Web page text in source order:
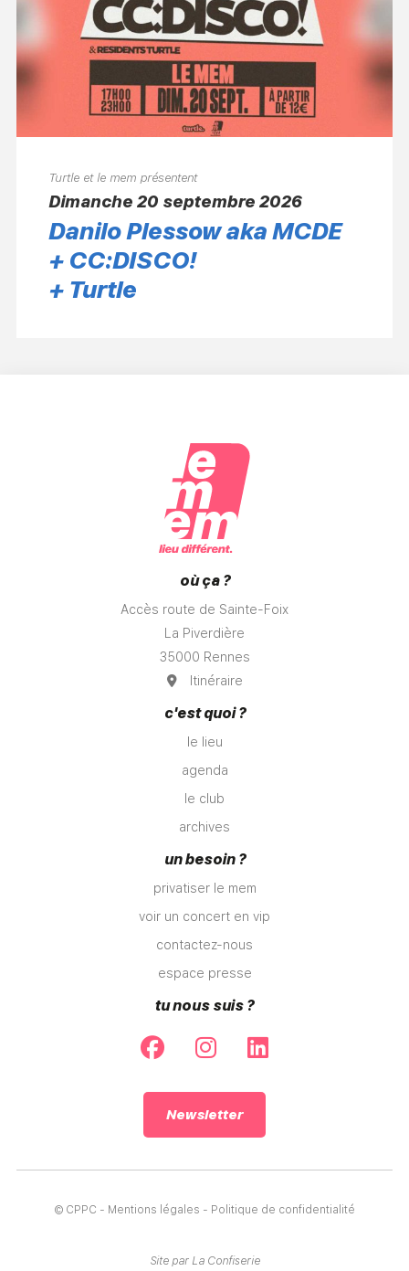
Turtle et le mem présentent
dimanche 20 septembre 2026
Danilo Plessow aka MCDE
+ CC:DISCO!
+ Turtle
où ça ?
Accès route de Sainte-Foix
La Piverdière
35000 Rennes
Itinéraire
c'est quoi ?
le lieu
agenda
le club
archives
un besoin ?
privatiser le mem
voir un concert en vip
contactez-nous
espace presse
tu nous suis ?
Newsletter
© CPPC - Mentions légales - Politique de confidentialité
Site par La Confiserie